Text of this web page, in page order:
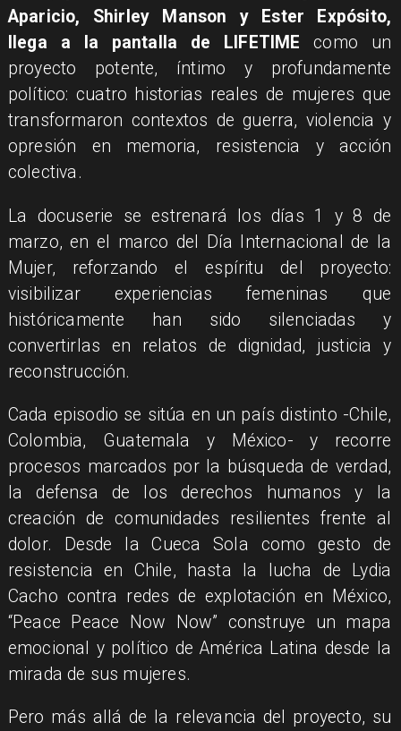
Aparicio, Shirley Manson y Ester Expósito,
llega a la pantalla de LIFETIME como un
proyecto potente, íntimo y profundamente
político: cuatro historias reales de mujeres que
transformaron contextos de guerra, violencia y
opresión en memoria, resistencia y acción
colectiva.
La docuserie se estrenará los días 1 y 8 de
marzo, en el marco del Día Internacional de la
Mujer, reforzando el espíritu del proyecto:
visibilizar experiencias femeninas que
históricamente han sido silenciadas y
convertirlas en relatos de dignidad, justicia y
reconstrucción.
Cada episodio se sitúa en un país distinto -Chile,
Colombia, Guatemala y México- y recorre
procesos marcados por la búsqueda de verdad,
la defensa de los derechos humanos y la
creación de comunidades resilientes frente al
dolor. Desde la Cueca Sola como gesto de
resistencia en Chile, hasta la lucha de Lydia
Cacho contra redes de explotación en México,
“Peace Peace Now Now” construye un mapa
emocional y político de América Latina desde la
mirada de sus mujeres.
Pero más allá de la relevancia del proyecto, su